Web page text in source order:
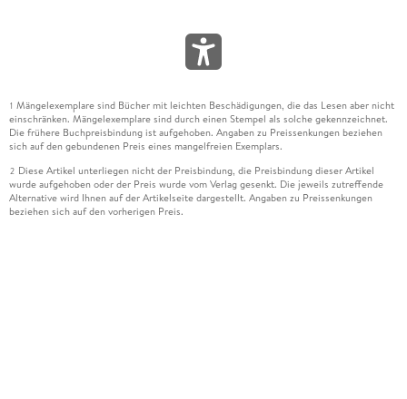
1 Mängelexemplare sind Bücher mit leichten Beschädigungen, die das Lesen aber nicht
einschränken. Mängelexemplare sind durch einen Stempel als solche gekennzeichnet.
Die frühere Buchpreisbindung ist aufgehoben. Angaben zu Preissenkungen beziehen
sich auf den gebundenen Preis eines mangelfreien Exemplars.
2 Diese Artikel unterliegen nicht der Preisbindung, die Preisbindung dieser Artikel
wurde aufgehoben oder der Preis wurde vom Verlag gesenkt. Die jeweils zutreffende
Alternative wird Ihnen auf der Artikelseite dargestellt. Angaben zu Preissenkungen
beziehen sich auf den vorherigen Preis.